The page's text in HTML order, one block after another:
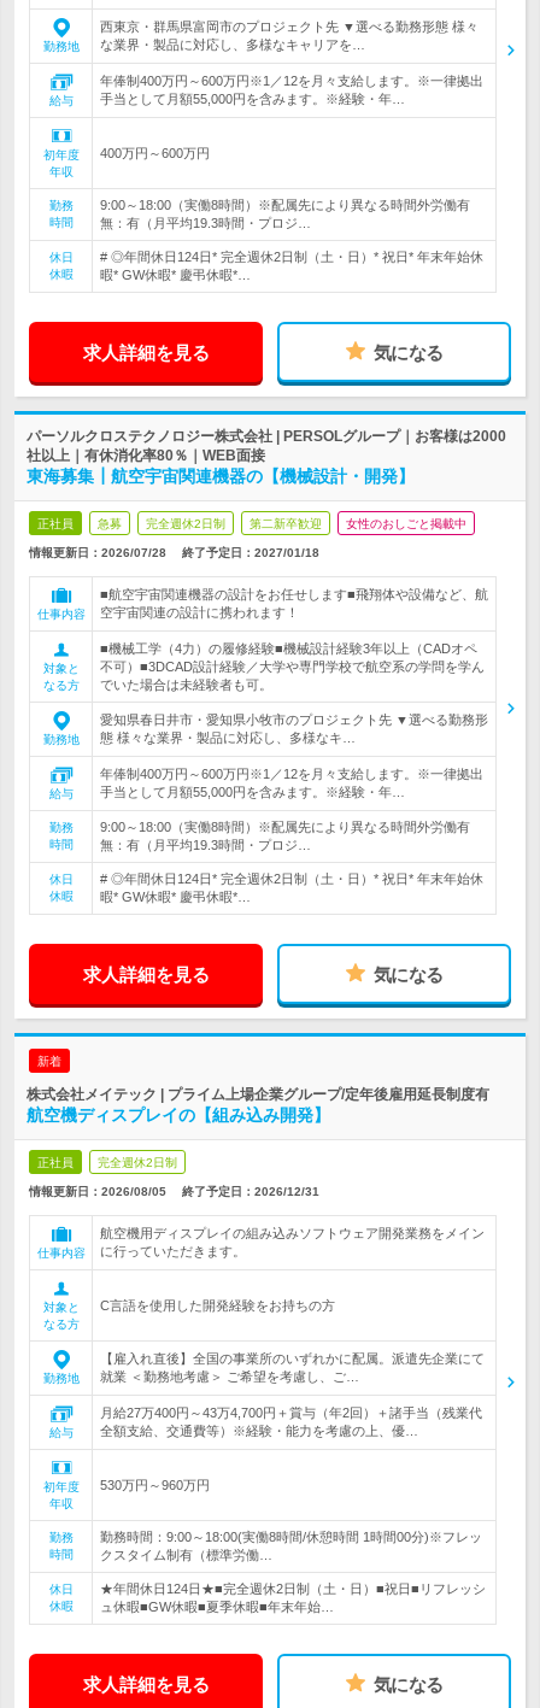
勤務地
西東京・群馬県富岡市のプロジェクト先 ▼選べる勤務形態 様々
な業界・製品に対応し、多様なキャリアを…
給与
年俸制400万円～600万円※1／12を月々支給します。※一律拠出
手当として月額55,000円を含みます。※経験・年…
初年度
年収
400万円～600万円
勤務
時間
9:00～18:00（実働8時間）※配属先により異なる時間外労働有
無：有（月平均19.3時間・プロジ…
休日
休暇
# ◎年間休日124日* 完全週休2日制（土・日）* 祝日* 年末年始休
暇* GW休暇* 慶弔休暇*…
求人詳細を見る 気になる
パーソルクロステクノロジー株式会社 | PERSOLグループ｜お客様は2000
社以上｜有休消化率80％｜WEB面接
東海募集┃航空宇宙関連機器の【機械設計・開発】
正社員 急募 完全週休2日制 第二新卒歓迎 女性のおしごと掲載中
情報更新日：2026/07/28 終了予定日： 2027/01/18
仕事内容
■航空宇宙関連機器の設計をお任せします■飛翔体や設備など、航
空宇宙関連の設計に携われます！
対象と
なる方
■機械工学（4力）の履修経験■機械設計経験3年以上（CADオペ
不可）■3DCAD設計経験／大学や専門学校で航空系の学問を学ん
でいた場合は未経験者も可。
勤務地
愛知県春日井市・愛知県小牧市のプロジェクト先 ▼選べる勤務形
態 様々な業界・製品に対応し、多様なキ…
給与
年俸制400万円～600万円※1／12を月々支給します。※一律拠出
手当として月額55,000円を含みます。※経験・年…
勤務
時間
9:00～18:00（実働8時間）※配属先により異なる時間外労働有
無：有（月平均19.3時間・プロジ…
休日
休暇
# ◎年間休日124日* 完全週休2日制（土・日）* 祝日* 年末年始休
暇* GW休暇* 慶弔休暇*…
求人詳細を見る 気になる
新着
株式会社メイテック | プライム上場企業グループ/定年後雇用延長制度有
航空機ディスプレイの【組み込み開発】
正社員 完全週休2日制
情報更新日：2026/08/05 終了予定日： 2026/12/31
仕事内容
航空機用ディスプレイの組み込みソフトウェア開発業務をメイン
に行っていただきます。
対象と
なる方
C言語を使用した開発経験をお持ちの方
勤務地
【雇入れ直後】全国の事業所のいずれかに配属。派遣先企業にて
就業 ＜勤務地考慮＞ ご希望を考慮し、ご…
給与
月給27万400円～43万4,700円＋賞与（年2回）＋諸手当（残業代
全額支給、交通費等）※経験・能力を考慮の上、優…
初年度
年収
530万円～960万円
勤務
時間
勤務時間：9:00～18:00(実働8時間/休憩時間 1時間00分)※フレッ
クスタイム制有（標準労働…
休日
休暇
★年間休日124日★■完全週休2日制（土・日）■祝日■リフレッシ
ュ休暇■GW休暇■夏季休暇■年末年始…
求人詳細を見る 気になる